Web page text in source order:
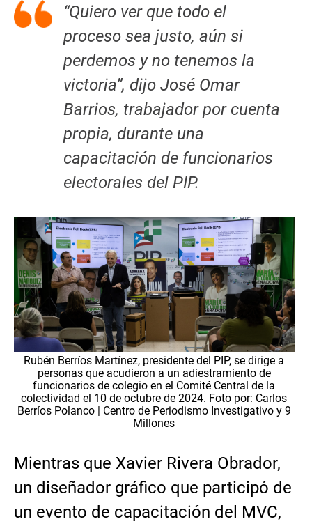
“Quiero ver que todo el
proceso sea justo, aún si
perdemos y no tenemos la
victoria”, dijo José Omar
Barrios, trabajador por cuenta
propia, durante una
capacitación de funcionarios
electorales del PIP.
Rubén Berríos Martínez, presidente del PIP, se dirige a
personas que acudieron a un adiestramiento de
funcionarios de colegio en el Comité Central de la
colectividad el 10 de octubre de 2024. Foto por: Carlos
Berríos Polanco | Centro de Periodismo Investigativo y 9
Millones
Mientras que Xavier Rivera Obrador,
un diseñador gráfico que participó de
un evento de capacitación del MVC,